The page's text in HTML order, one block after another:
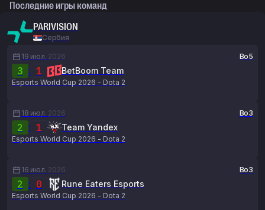
Последние игры команд
PARIVISION
Сербия
19 июл. 2026 Bo5
3 : 1 BetBoom Team
Esports World Cup 2026 - Dota 2
18 июл. 2026 Bo3
2 : 1 Team Yandex
Esports World Cup 2026 - Dota 2
16 июл. 2026 Bo3
2 : 0 Rune Eaters Esports
Esports World Cup 2026 - Dota 2